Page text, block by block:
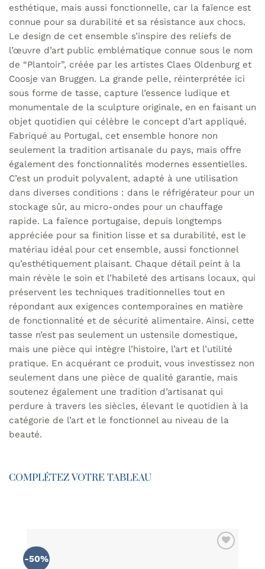
esthétique, mais aussi fonctionnelle, car la faïence est
connue pour sa durabilité et sa résistance aux chocs.
Le design de cet ensemble s’inspire des reliefs de
l’œuvre d’art public emblématique connue sous le nom
de “Plantoir”, créée par les artistes Claes Oldenburg et
Coosje van Bruggen. La grande pelle, réinterprétée ici
sous forme de tasse, capture l’essence ludique et
monumentale de la sculpture originale, en en faisant un
objet quotidien qui célèbre le concept d’art appliqué.
Fabriqué au Portugal, cet ensemble honore non
seulement la tradition artisanale du pays, mais offre
également des fonctionnalités modernes essentielles.
C’est un produit polyvalent, adapté à une utilisation
dans diverses conditions : dans le réfrigérateur pour un
stockage sûr, au micro-ondes pour un chauffage
rapide. La faïence portugaise, depuis longtemps
appréciée pour sa finition lisse et sa durabilité, est le
matériau idéal pour cet ensemble, aussi fonctionnel
qu’esthétiquement plaisant. Chaque détail peint à la
main révèle le soin et l’habileté des artisans locaux, qui
préservent les techniques traditionnelles tout en
répondant aux exigences contemporaines en matière
de fonctionnalité et de sécurité alimentaire. Ainsi, cette
tasse n’est pas seulement un ustensile domestique,
mais une pièce qui intègre l’histoire, l’art et l’utilité
pratique. En acquérant ce produit, vous investissez non
seulement dans une pièce de qualité garantie, mais
soutenez également une tradition d’artisanat qui
perdure à travers les siècles, élevant le quotidien à la
catégorie de l’art et le fonctionnel au niveau de la
beauté.
COMPLÉTEZ VOTRE TABLEAU
-50%